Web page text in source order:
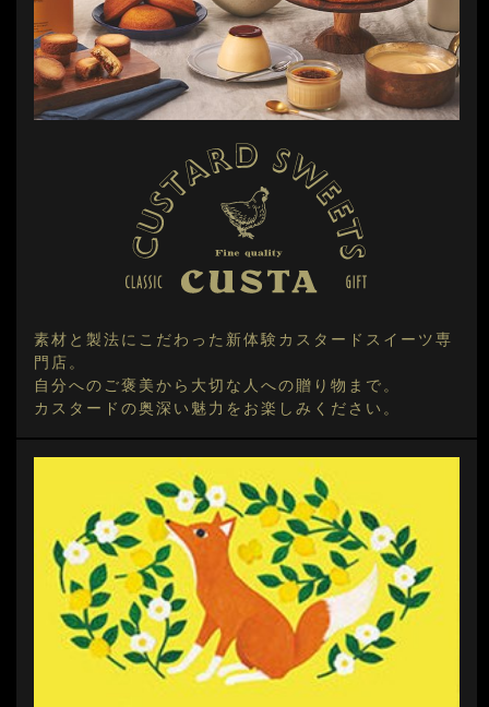
素材と製法にこだわった新体験カスタードスイーツ専
門店。
自分へのご褒美から大切な人への贈り物まで。
カスタードの奥深い魅力をお楽しみください。